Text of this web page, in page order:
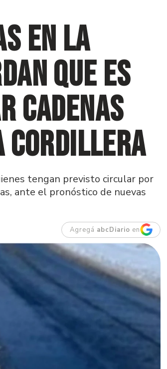
en la
que es
cadenas
cordillera
tengan previsto circular por
ante el pronóstico de nuevas
Agregá abcDiario en